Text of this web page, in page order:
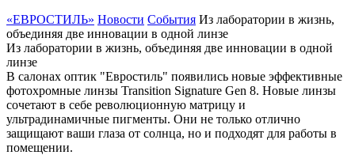
«ЕВРОСТИЛЬ» Новости События Из лаборатории в жизнь,
объединяя две инновации в одной линзе
Из лаборатории в жизнь, объединяя две инновации в одной
линзе
В салонах оптик "Евростиль" появились новые эффективные
фотохромные линзы Transition Signature Gen 8. Новые линзы
сочетают в себе революционную матрицу и
ультрадинамичные пигменты. Они не только отлично
защищают ваши глаза от солнца, но и подходят для работы в
помещении.